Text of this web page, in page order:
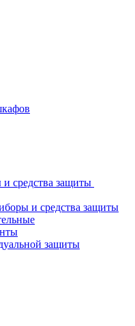
средства защиты
и средства защиты
защиты